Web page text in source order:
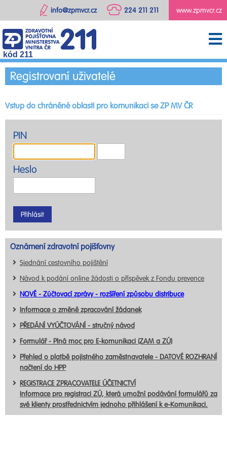
www.zpmvcr.cz
224 211 211
info@zpmvcr.cz
kód 211
Registrovaní uživatelé
Vstup do chráněné oblasti pro komunikaci se ZP MV ČR
PIN
Heslo
Oznámení zdravotní pojišťovny
Sjednání cestovního pojištění
Návod k podání online žádosti o příspěvek z Fondu prevence
NOVÉ - Zúčtovací zprávy - rozšíření způsobu distribuce
Informace o změně zpracování žádanek
PŘEDÁNÍ VYÚČTOVÁNÍ - stručný návod
Formulář - Plná moc pro E-komunikaci (ZAM a ZÚ)
Přehled o platbě pojistného zaměstnavatele - DATOVÉ ROZHRANÍ
načtení do HPP
REGISTRACE ZPRACOVATELE ÚČETNICTVÍ
Informace pro registraci ZÚ, která umožní podávání formulářů za
své klienty prostřednictvím jednoho přihlášení k e-Komunikaci.